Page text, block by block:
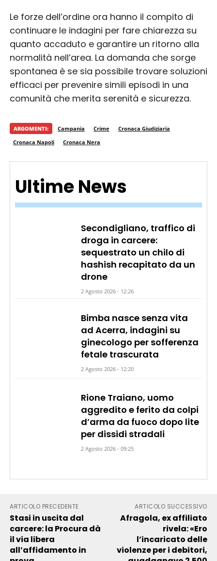
Ultime News
Secondigliano, traffico di
droga in carcere:
sequestrato un chilo di
hashish recapitato da un
drone
2 Agosto 2026 - 12:26
Bimba nasce senza vita
ad Acerra, indagini su
ginecologo per sofferenza
fetale trascurata
2 Agosto 2026 - 12:20
Rione Traiano, uomo
aggredito e ferito da colpi
d’arma da fuoco dopo lite
per dissidi stradali
2 Agosto 2026 - 09:25
Le forze dell’ordine ora hanno il compito di
continuare le indagini per fare chiarezza su
quanto accaduto e garantire un ritorno alla
normalità nell’area. La domanda che sorge
spontanea è se sia possibile trovare soluzioni
efficaci per prevenire simili episodi in una
comunità che merita serenità e sicurezza.
ARGOMENTI: Campania Crime
Cronaca Giudiziaria
Cronaca Napoli
Cronaca Nera
ARTICOLO PRECEDENTE
Stasi in uscita dal
carcere: la Procura dà
il via libera
all’affidamento in
ARTICOLO SUCCESSIVO
Afragola, ex affiliato
rivela: «Ero
l’incaricato delle
violenze per i debitori,